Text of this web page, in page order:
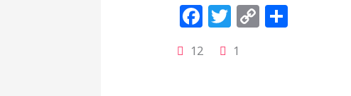
F
c
T
w
itt
C S
12 1